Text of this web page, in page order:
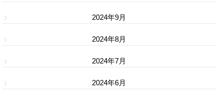
2024年9月
2024年8月
2024年7月
2024年6月